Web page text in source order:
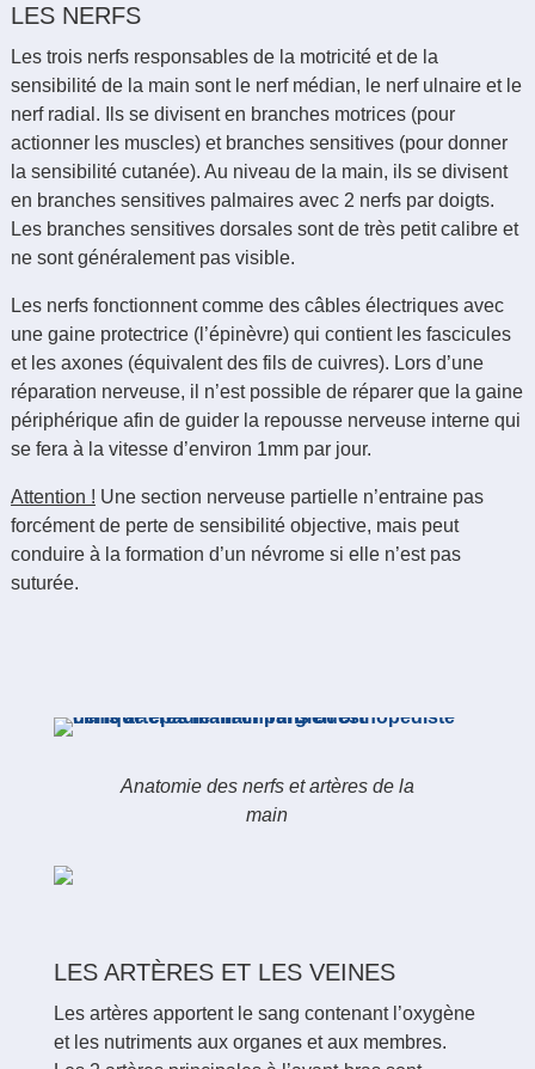
LES NERFS
Les trois nerfs responsables de la motricité et de la
sensibilité de la main sont le nerf médian, le nerf ulnaire et le
nerf radial. Ils se divisent en branches motrices (pour
actionner les muscles) et branches sensitives (pour donner
la sensibilité cutanée). Au niveau de la main, ils se divisent
en branches sensitives palmaires avec 2 nerfs par doigts.
Les branches sensitives dorsales sont de très petit calibre et
ne sont généralement pas visible.
Les nerfs fonctionnent comme des câbles électriques avec
une gaine protectrice (l’épinèvre) qui contient les fascicules
et les axones (équivalent des fils de cuivres). Lors d’une
réparation nerveuse, il n’est possible de réparer que la gaine
périphérique afin de guider la repousse nerveuse interne qui
se fera à la vitesse d’environ 1mm par jour.
Attention ! Une section nerveuse partielle n’entraine pas
forcément de perte de sensibilité objective, mais peut
conduire à la formation d’un névrome si elle n’est pas
suturée.
Anatomie des nerfs et artères de la
main
LES ARTÈRES ET LES VEINES
Les artères apportent le sang contenant l’oxygène
et les nutriments aux organes et aux membres.